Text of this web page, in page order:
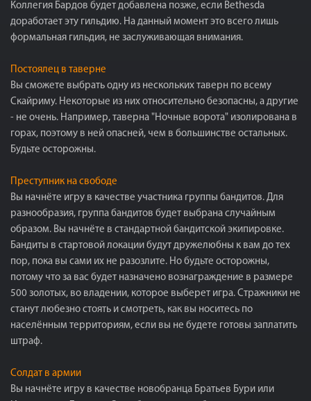
Коллегия Бардов будет добавлена позже, если Bethesda
доработает эту гильдию. На данный момент это всего лишь
формальная гильдия, не заслуживающая внимания.
Постоялец в таверне
Вы сможете выбрать одну из нескольких таверн по всему
Скайриму. Некоторые из них относительно безопасны, а другие
- не очень. Например, таверна "Ночные ворота" изолирована в
горах, поэтому в ней опасней, чем в большинстве остальных.
Будьте осторожны.
Преступник на свободе
Вы начнёте игру в качестве участника группы бандитов. Для
разнообразия, группа бандитов будет выбрана случайным
образом. Вы начнёте в стандартной бандитской экипировке.
Бандиты в стартовой локации будут дружелюбны к вам до тех
пор, пока вы сами их не разозлите. Но будьте осторожны,
потому что за вас будет назначено вознаграждение в размере
500 золотых, во владении, которое выберет игра. Стражники не
станут любезно стоять и смотреть, как вы носитесь по
населённым территориям, если вы не будете готовы заплатить
штраф.
Солдат в армии
Вы начнёте игру в качестве новобранца Братьев Бури или